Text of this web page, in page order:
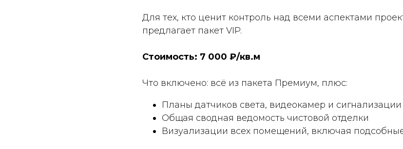
Для тех, кто ценит контроль над всеми аспектами
предлагает пакет VIP.
Стоимость: 7 000 ₽/кв.м
Что включено: всё из пакета Премиум, плюс:
Планы датчиков света, видеокамер и сигнализации
Общая сводная ведомость чистовой отделки
Визуализации всех помещений, включая